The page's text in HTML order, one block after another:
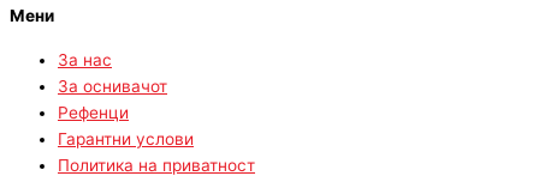
Мени
За нас
За оснивачот
Рефенци
Гарантни услови
Политика на приватност